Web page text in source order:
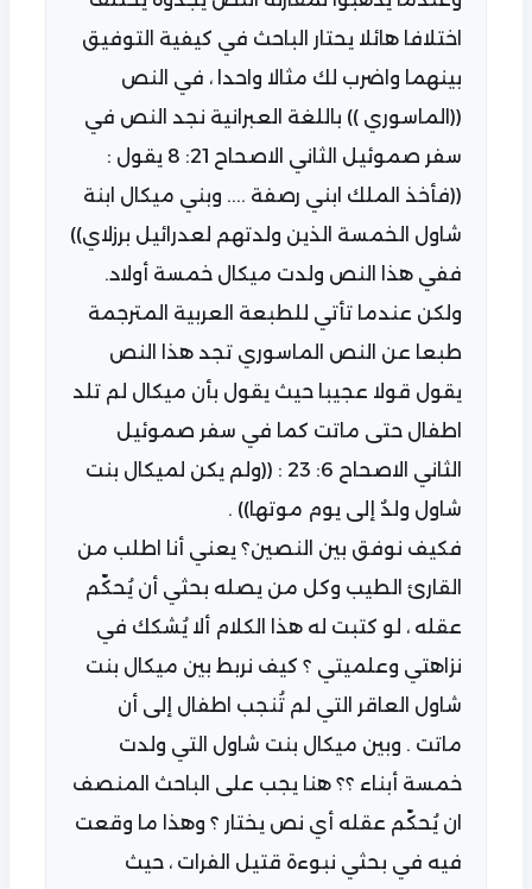
اختلافا هائلا يحتار الباحث في كيفية التوفيق
بينهما واضرب لك مثالا واحدا ، في النص
((الماسوري )) باللغة العبرانية نجد النص في
سفر صموئيل الثاني الاصحاح 21: 8 يقول :
((فأخذ الملك ابني رصفة .... وبني ميكال ابنة
شاول الخمسة الذين ولدتهم لعدرائيل برزلاي))
ففي هذا النص ولدت ميكال خمسة أولاد.
ولكن عندما تأتي للطبعة العربية المترجمة
طبعا عن النص الماسوري تجد هذا النص
يقول قولا عجيبا حيث يقول بأن ميكال لم تلد
اطفال حتى ماتت كما في سفر صموئيل
الثاني الاصحاح 6: 23 : ((ولم يكن لميكال بنت
شاول ولدٌ إلى يوم موتها)) .
فكيف نوفق بين النصين؟ يعني أنا اطلب من
القارئ الطيب وكل من يصله بحثي أن يُحكّم
عقله ، لو كتبت له هذا الكلام ألا يُشكك في
نزاهتي وعلميتي ؟ كيف نربط بين ميكال بنت
شاول العاقر التي لم تُنجب اطفال إلى أن
ماتت . وبين ميكال بنت شاول التي ولدت
خمسة أبناء ؟؟ هنا يجب على الباحث المنصف
ان يُحكّم عقله أي نص يختار ؟ وهذا ما وقعت
فيه في بحثي نبوءة قتيل الفرات ، حيث